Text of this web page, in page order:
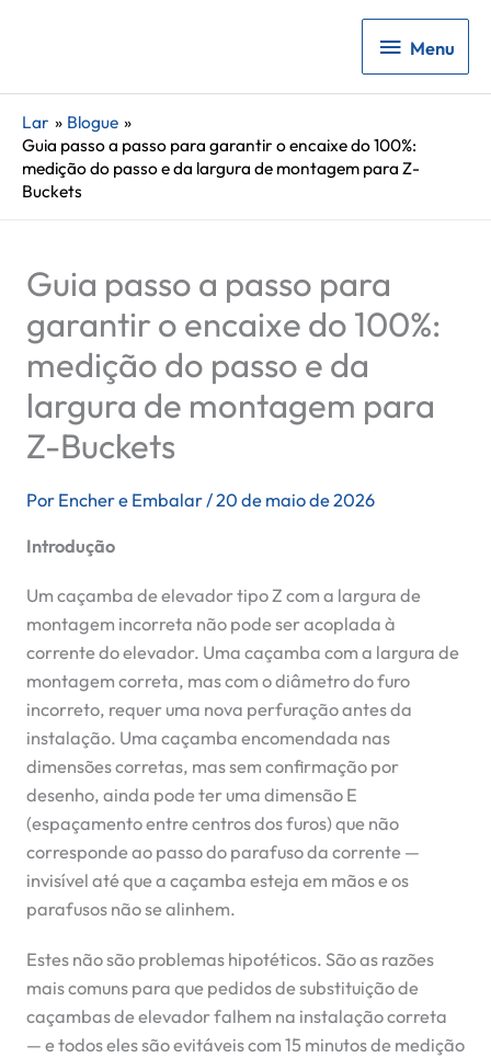
Menu
Menu
Lar
Blogue
Guia passo a passo para garantir o encaixe do 100%:
medição do passo e da largura de montagem para Z-
Buckets
Guia passo a passo para
garantir o encaixe do 100%:
medição do passo e da
largura de montagem para
Z-Buckets
Por Encher e Embalar/20 de maio de 2026
Introdução
Um caçamba de elevador tipo Z com a largura de
montagem incorreta não pode ser acoplada à
corrente do elevador. Uma caçamba com a largura de
montagem correta, mas com o diâmetro do furo
incorreto, requer uma nova perfuração antes da
instalação. Uma caçamba encomendada nas
dimensões corretas, mas sem confirmação por
desenho, ainda pode ter uma dimensão E
(espaçamento entre centros dos furos) que não
corresponde ao passo do parafuso da corrente —
invisível até que a caçamba esteja em mãos e os
parafusos não se alinhem.
Estes não são problemas hipotéticos. São as razões
mais comuns para que pedidos de substituição de
caçambas de elevador falhem na instalação correta
— e todos eles são evitáveis com 15 minutos de medição